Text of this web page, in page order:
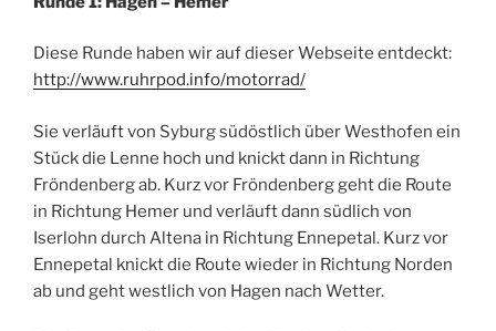
Diese Runde haben wir auf dieser Webseite entdeckt:
http://www.ruhrpod.info/motorrad/
Sie verläuft von Syburg südöstlich über Westhofen ein
Stück die Lenne hoch und knickt dann in Richtung
Fröndenberg ab. Kurz vor Fröndenberg geht die Route
in Richtung Hemer und verläuft dann südlich von
Iserlohn durch Altena in Richtung Ennepetal. Kurz vor
Ennepetal knickt die Route wieder in Richtung Norden
ab und geht westlich von Hagen nach Wetter.